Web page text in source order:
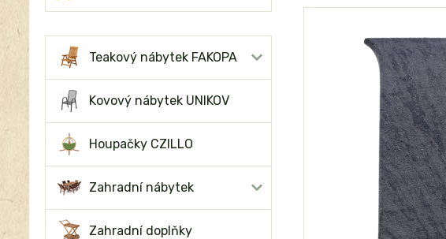
Teakový nábytek FAKOPA
Kovový nábytek UNIKOV
Houpačky CZILLO
Zahradní nábytek
Zahradní doplňky